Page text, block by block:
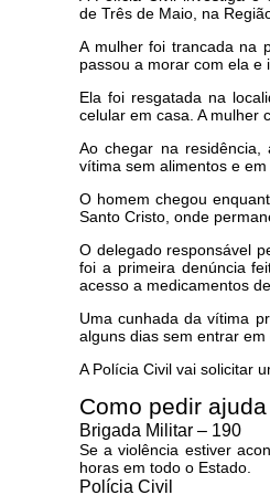
de Três de Maio, na
A mulher foi trancada na
passou a morar com ela e
Ela foi resgatada na
celular em casa. A mulher
Ao chegar na
vítima sem alimentos e em
O homem chegou
Santo Cristo, onde
O delegado responsável
foi a primeira denúncia
acesso a medicamentos
Uma cunhada da vítima
alguns dias sem entrar
A Polícia Civil vai solicitar
Como pedir ajuda
Brigada Militar – 190
Se a violência estiver
horas em todo o Estado.
Polícia Civil